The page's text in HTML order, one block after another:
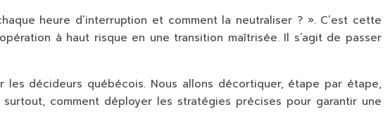
heure d’interruption et comment la neutraliser ? ». C’est cette
à haut risque en une transition maîtrisée. Il s’agit de passer
décideurs québécois. Nous allons décortiquer, étape par étape,
comment déployer les stratégies précises pour garantir une